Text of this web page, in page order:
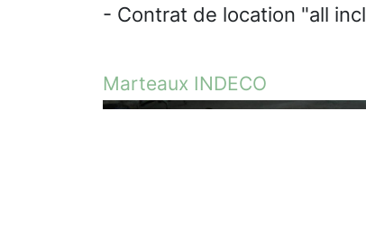
- Contrat de location "all
Marteaux INDECO